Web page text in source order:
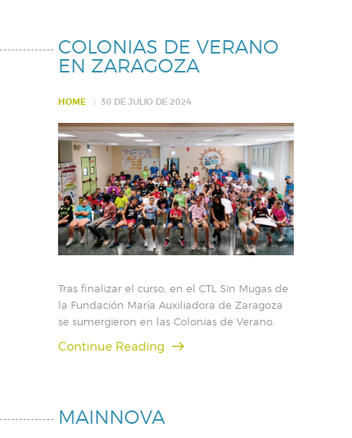
COLONIAS DE VERANO
EN ZARAGOZA
HOME 30 DE JULIO DE 2024
Tras finalizar el curso, en el CTL Sin Mugas de
la Fundación María Auxiliadora de Zaragoza
se sumergieron en las Colonias de Verano.
Continue Reading
MAINNOVA